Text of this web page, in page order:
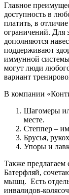
Главное
доступность в
платить, в
ограничений. Для
дополняются
поддерживают
иммунной
могут люди
вариант
В компании
Шагомеры
месте.
Степпер –
Брусья,
Упоры и
Также
Батерфляй,
мышц. Есть
инвалидов-